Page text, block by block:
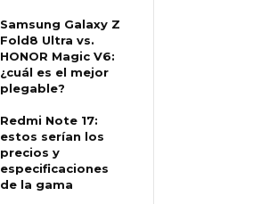
Samsung Galaxy Z
Fold8 Ultra vs.
HONOR Magic V6:
¿cuál es el mejor
plegable?
Redmi Note 17:
estos serían los
precios y
especificaciones
de la gama